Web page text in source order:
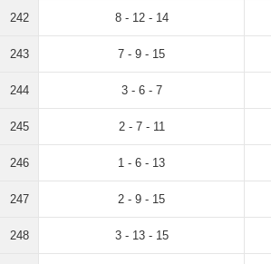
242 8 - 12 - 14
243 7 - 9 - 15
244 3 - 6 - 7
245 2 - 7 - 11
246 1 - 6 - 13
247 2 - 9 - 15
248 3 - 13 - 15